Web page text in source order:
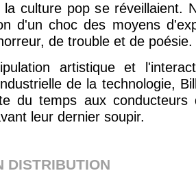
la culture pop se réveillaient.
d'un choc des moyens
de trouble et de poésie.
artistique et
de la technologie,
du temps aux conducteurs
leur dernier soupir.
DISTRIBUTION